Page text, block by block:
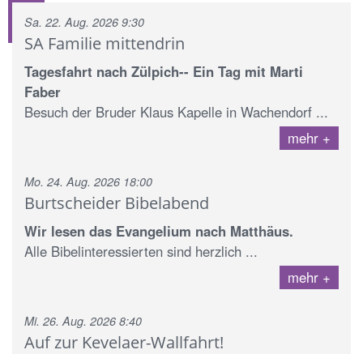
SA Familie mittendrin
Sa. 22. Aug. 2026 9:30
Tagesfahrt nach Zülpich-- Ein Tag mit Marti
Faber
Besuch der Bruder Klaus Kapelle in Wachendorf ...
mehr
Burtscheider Bibelabend
Mo. 24. Aug. 2026 18:00
Wir lesen das Evangelium nach Matthäus.
Alle Bibelinteressierten sind herzlich ...
mehr
Auf zur Kevelaer-Wallfahrt!
Mi. 26. Aug. 2026 8:40